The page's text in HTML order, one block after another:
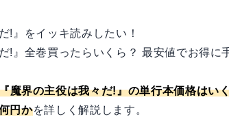
!』をイッキ読みしたい！
!』全巻買ったらいくら？ 最安値でお得に
魔界の主役は我々だ!』の単行本価格はい
円かを詳しく解説します。